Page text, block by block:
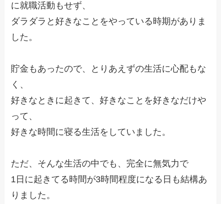
に就職活動もせず、
ダラダラと好きなことをやっている時期がありま
した。
貯金もあったので、とりあえずの生活に心配もな
く、
好きなときに起きて、好きなことを好きなだけや
って、
好きな時間に寝る生活をしていました。
ただ、そんな生活の中でも、完全に無気力で
1日に起きてる時間が3時間程度になる日も結構あ
りました。